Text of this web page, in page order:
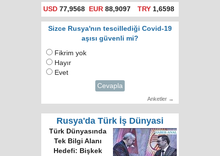
USD 77,9568 EUR 88,9097 TRY1,6598
Sizce Rusya'nın tescillediği Covid-19
aşısı güvenli mi?
Fikrim yok
Hayır
Evet
Cevapla
Anketler →
Rusya'da Türk İş Dünyasi
Türk Dünyasında
Tek Bilgi Alanı
Hedefi: Bişkek